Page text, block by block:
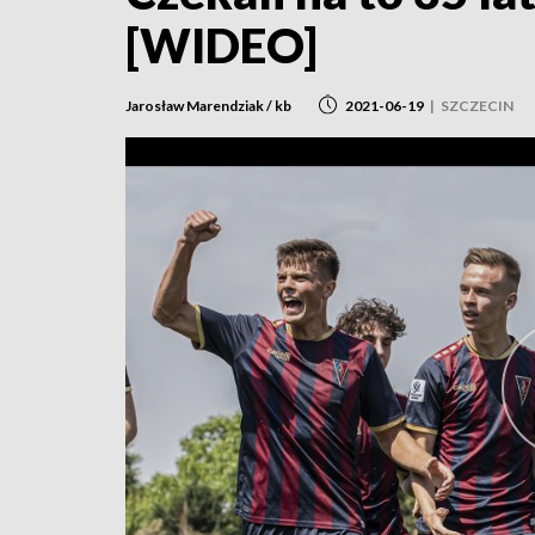
[WIDEO]
Jarosław Marendziak / kb 2021-06-19 | SZCZECIN